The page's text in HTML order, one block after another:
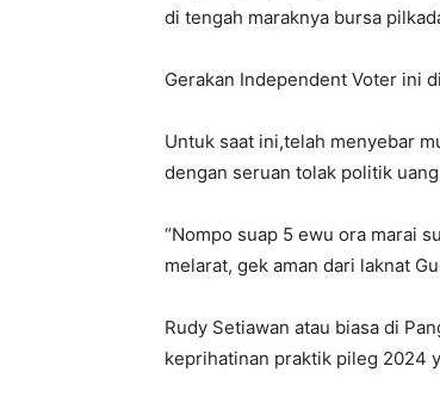
di tengah maraknya bursa
Gerakan Independent Voter ini
Untuk saat ini,telah menyebar
dengan seruan tolak politik
“Nompo suap 5 ewu ora marai
melarat, gek aman dari laknat
Rudy Setiawan atau biasa di
keprihatinan praktik pileg 2024